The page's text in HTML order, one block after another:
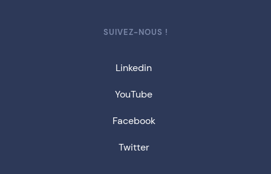
SUIVEZ-NOUS !
Linkedin
YouTube
Facebook
Twitter